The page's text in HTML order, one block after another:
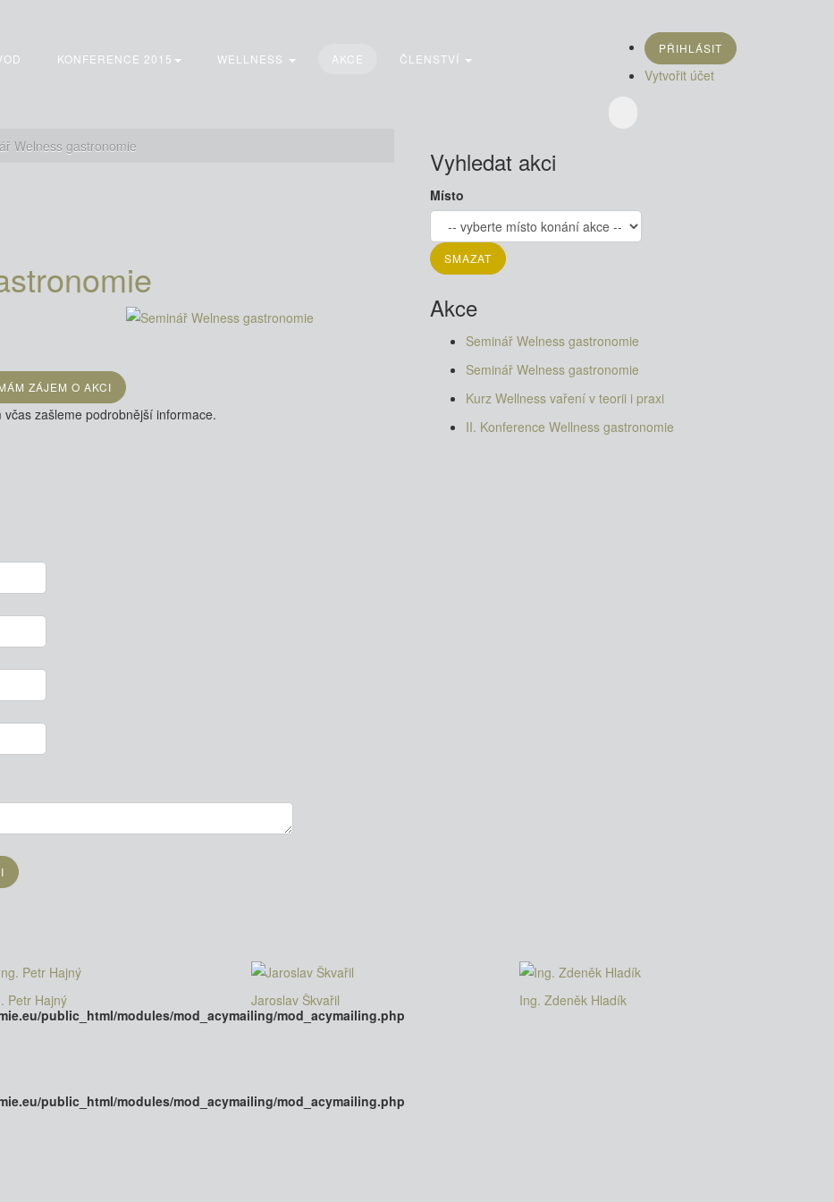
KONFERENCE 2015 WELLNESS AKCE ČLENSTVÍ
PŘIHLÁSIT
Vytvořit účet
Welness gastronomie
ZÁJEM O AKCI
zašleme podrobnější informace.
Vyhledat akci
Místo
Akce
Seminář Welness gastronomie
Seminář Welness gastronomie
Kurz Wellness vaření v teorii i praxi
II. Konference Wellness gastronomie
public_html/modules/mod_acymailing/mod_acymailing.php
public_html/modules/mod_acymailing/mod_acymailing.php
Petr Hajný Jaroslav Škvařil Ing. Zdeněk Hladík